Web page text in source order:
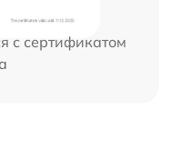
с сертификатом